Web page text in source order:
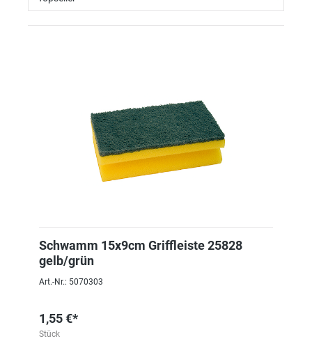
Schwamm 15x9cm Griffleiste 25828
gelb/grün
Art.-Nr.: 5070303
1,55 €*
Stück